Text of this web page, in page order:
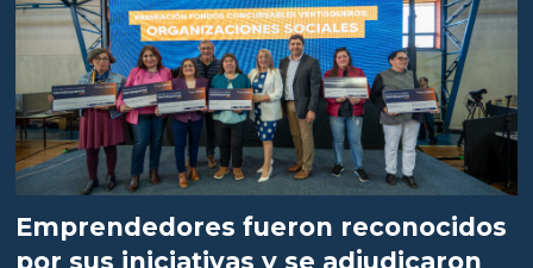
Emprendedores fueron reconocidos
por sus iniciativas y se adjudicaron